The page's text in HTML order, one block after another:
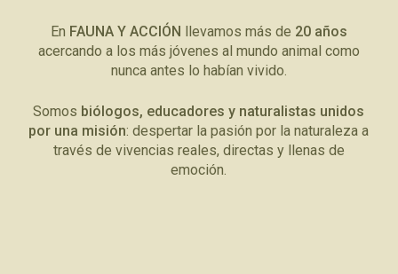
En FAUNA Y ACCIÓN llevamos más de 20 años
acercando a los más jóvenes al mundo animal como
nunca antes lo habían vivido.
Somos biólogos, educadores y naturalistas unidos
por una misión: despertar la pasión por la naturaleza a
través de vivencias reales, directas y llenas de
emoción.